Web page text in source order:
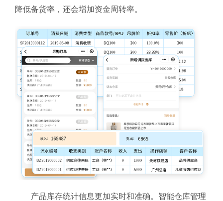
降低备货率，还会增加资金周转率。
产品库存统计信息更加实时和准确。智能仓库管理